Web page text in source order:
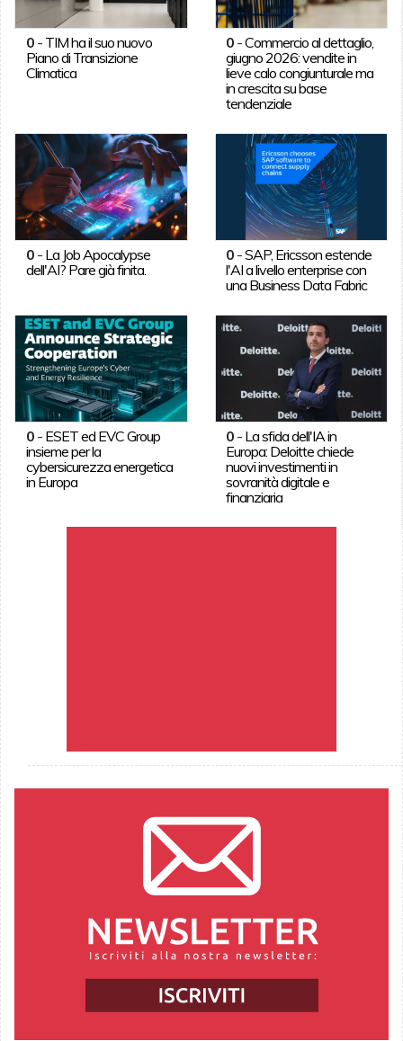
0- TIM ha il suo nuovo
Piano di Transizione
Climatica
0 -Commercio al dettaglio,
giugno 2026: vendite in
lieve calo congiunturale ma
in crescita su base
tendenziale
0- La Job Apocalypse
dell'AI? Pare già finita.
0 -SAP, Ericsson estende
l'AI a livello enterprise con
una Business Data Fabric
0- ESET ed EVC Group
insieme per la
cybersicurezza energetica
in Europa
0 - La sfida dell'IA in
Europa: Deloitte chiede
nuovi investimenti in
sovranità digitale e
finanziaria